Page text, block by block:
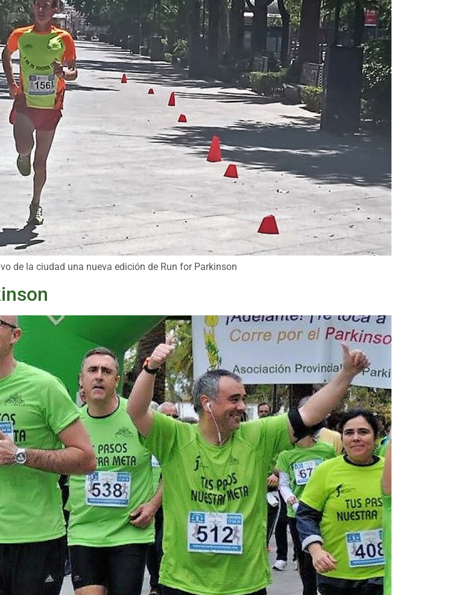
de la ciudad una nueva edición de Run for Parkinson